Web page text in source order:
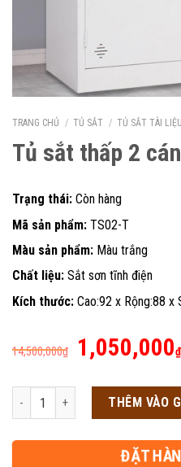
TRANG CHỦ / TỦ SẮT / TỦ SẮT TÀI LIỆU
Tủ sắt thấp 2
Trạng thái: Còn hàng
Mã sản phẩm: TS02-T
Màu sản phẩm: Màu trắng
Chất liệu: Sắt sơn tĩnh điện
Kích thước: Cao:92 x Rộng:88 x
14,500,000₫
Giá
gốc
là:
1,050,000₫
Tủ sắt thấp 2 cánh TS02-T số lượng
THÊM VÀO
ĐẶT